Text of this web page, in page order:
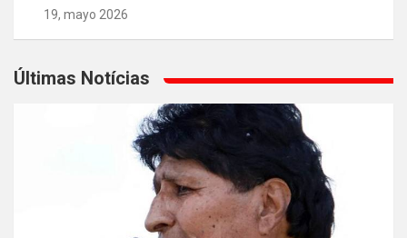
19, mayo 2026
Últimas Notícias